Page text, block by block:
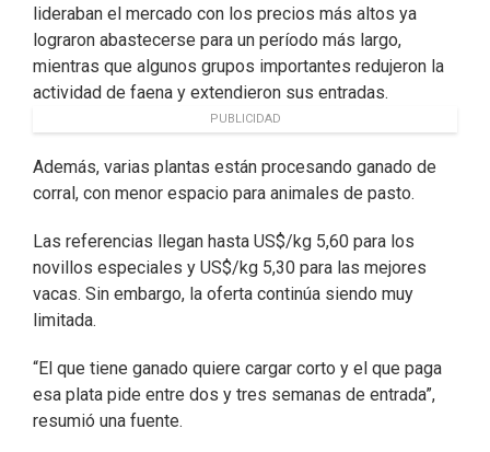
lideraban el mercado con los precios más altos ya
lograron abastecerse para un período más largo,
mientras que algunos grupos importantes redujeron la
actividad de faena y extendieron sus entradas.
PUBLICIDAD
Además, varias plantas están procesando ganado de
corral, con menor espacio para animales de pasto.
Las referencias llegan hasta US$/kg 5,60 para los
novillos especiales y US$/kg 5,30 para las mejores
vacas. Sin embargo, la oferta continúa siendo muy
limitada.
“El que tiene ganado quiere cargar corto y el que paga
esa plata pide entre dos y tres semanas de entrada”,
resumió una fuente.